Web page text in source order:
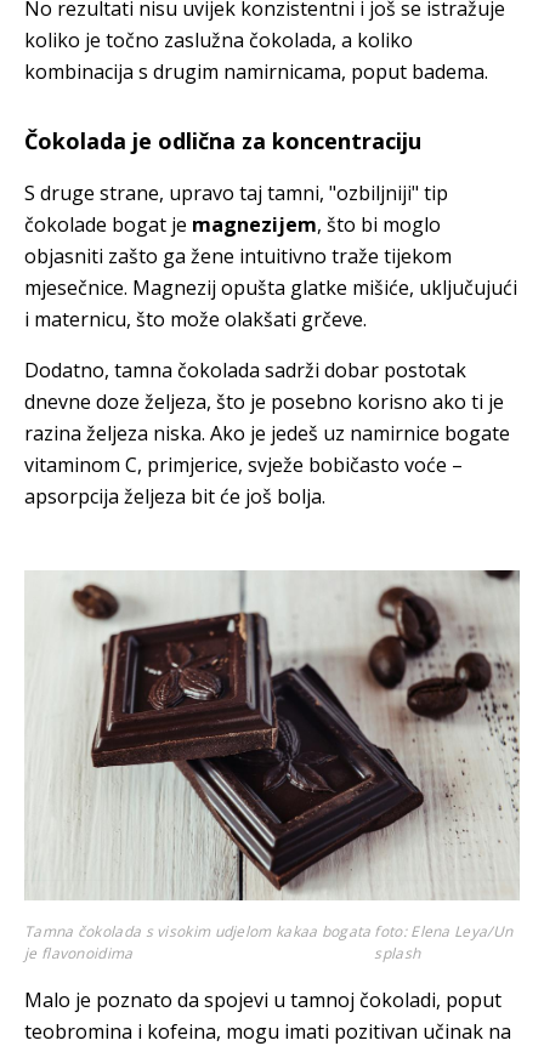
No rezultati nisu uvijek konzistentni i još se istražuje
koliko je točno zaslužna čokolada, a koliko
kombinacija s drugim namirnicama, poput badema.
Čokolada je odlična za koncentraciju
S druge strane, upravo taj tamni, "ozbiljniji" tip
čokolade bogat je magnezijem, što bi moglo
objasniti zašto ga žene intuitivno traže tijekom
mjesečnice. Magnezij opušta glatke mišiće, uključujući
i maternicu, što može olakšati grčeve.
Dodatno, tamna čokolada sadrži dobar postotak
dnevne doze željeza, što je posebno korisno ako ti je
razina željeza niska. Ako je jedeš uz namirnice bogate
vitaminom C, primjerice, svježe bobičasto voće –
apsorpcija željeza bit će još bolja.
Tamna čokolada s visokim udjelom kakaa bogata
je flavonoidima
foto: Elena Leya/Un
splash
Malo je poznato da spojevi u tamnoj čokoladi, poput
teobromina i kofeina, mogu imati pozitivan učinak na